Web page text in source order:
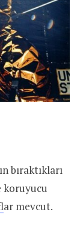
bıraktıkları
koruyucu
lar mevcut.